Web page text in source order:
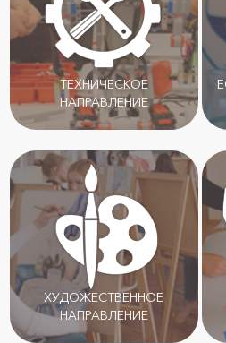
ТЕХНИЧЕСКОЕ
НАПРАВЛЕНИЕ
ХУДОЖЕСТВЕННОЕ
НАПРАВЛЕНИЕ